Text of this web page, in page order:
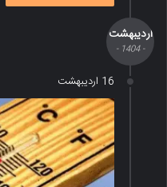
اردیبهشت
- 1404 -
16 اردیبهشت